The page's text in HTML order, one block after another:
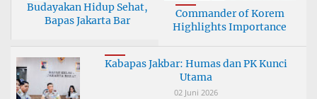
Budayakan Hidup Sehat,
Bapas Jakarta Bar
Commander of Korem
Highlights Importance
Kabapas Jakbar: Humas dan PK Kunci
Utama
02 Juni 2026